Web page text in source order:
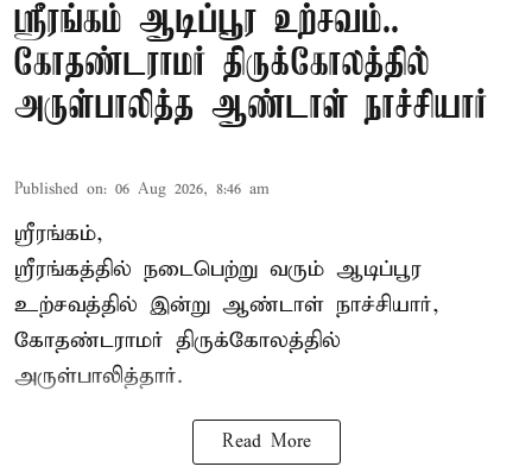
ஸ்ரீரங்கம் ஆடிப்பூர உற்சவம்..
கோதண்டராமர் திருக்கோலத்தில்
அருள்பாலித்த ஆண்டாள் நாச்சியார்
Published on: 06 Aug 2026, 8:46 am
ஸ்ரீரங்கம்,
ஸ்ரீரங்கத்தில் நடைபெற்று வரும் ஆடிப்பூர
உற்சவத்தில் இன்று ஆண்டாள் நாச்சியார்,
கோதண்டராமர் திருக்கோலத்தில்
அருள்பாலித்தார்.
Read More